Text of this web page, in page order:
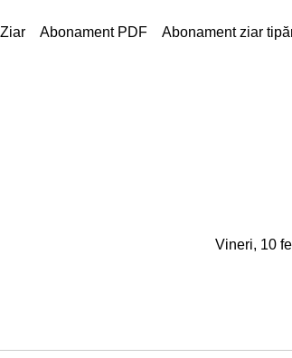
Ziar Abonament PDF Abonament ziar
Vineri, 10